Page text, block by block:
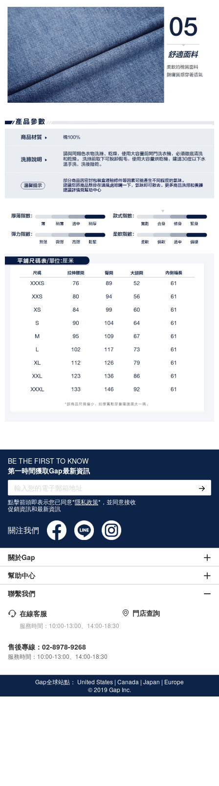
BE THE FIRST TO KNOW
第一時間獲取Gap最新資訊
點擊箭頭即表示您已同意*隱私政策*，並同意接收
促銷資訊和最新資訊
關注我們
關於Gap
幫助中心
聯繫我們
在線客服
服務時間：10:00-13:00、14:00-18:30
門店查詢
售後專線：02-8978-9268
服務時間：10:00-13:00、14:00-18:30
Gap全球站點： United States | Canada | Japan | Europe
© 2019 Gap Inc.